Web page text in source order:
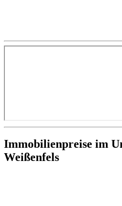
Immobilienpreise im
Weißenfels